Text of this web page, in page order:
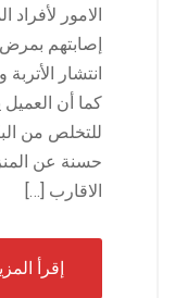
الامور
إصابتهم
انتشار
كما أن العميل
للتخلص من
حسنة عن
الاقارب […]
إقرأ